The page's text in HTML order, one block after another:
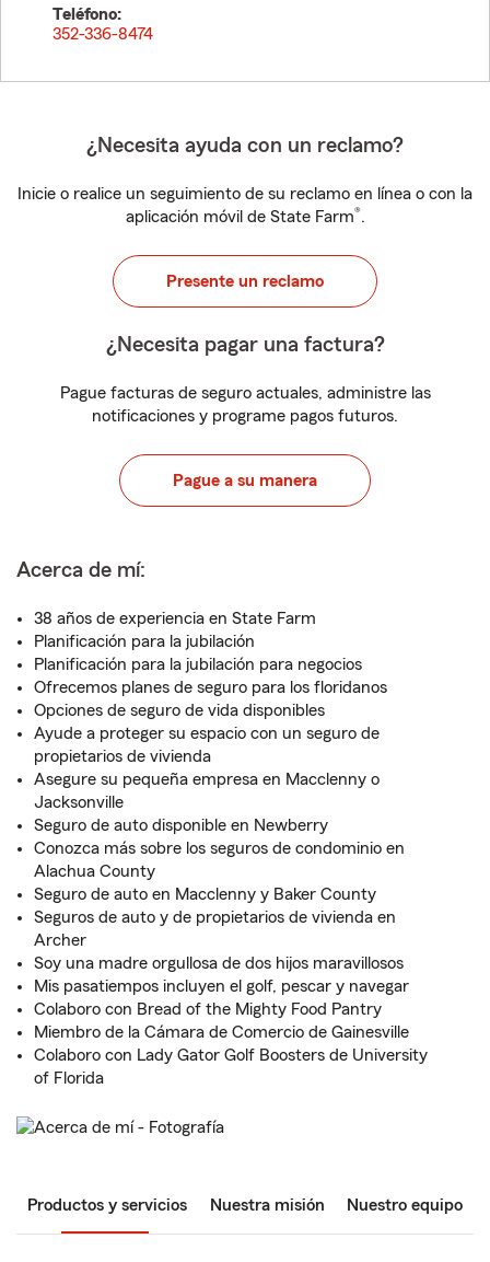
Teléfono:
352-336-8474
¿Necesita ayuda con un reclamo?
Inicie o realice un seguimiento de su reclamo en línea o con la
aplicación móvil de State Farm®.
Presente un reclamo
¿Necesita pagar una factura?
Pague facturas de seguro actuales, administre las
notificaciones y programe pagos futuros.
Pague a su manera
Acerca de mí:
38 años de experiencia en State Farm
Planificación para la jubilación
Planificación para la jubilación para negocios
Ofrecemos planes de seguro para los floridanos
Opciones de seguro de vida disponibles
Ayude a proteger su espacio con un seguro de
propietarios de vivienda
Asegure su pequeña empresa en Macclenny o
Jacksonville
Seguro de auto disponible en Newberry
Conozca más sobre los seguros de condominio en
Alachua County
Seguro de auto en Macclenny y Baker County
Seguros de auto y de propietarios de vivienda en
Archer
Soy una madre orgullosa de dos hijos maravillosos
Mis pasatiempos incluyen el golf, pescar y navegar
Colaboro con Bread of the Mighty Food Pantry
Miembro de la Cámara de Comercio de Gainesville
Colaboro con Lady Gator Golf Boosters de University
of Florida
Productos y servicios Nuestra misión Nuestro equipo